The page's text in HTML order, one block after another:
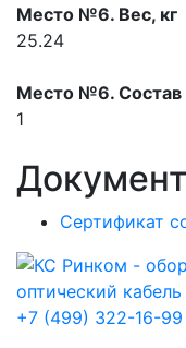
Место №6. Вес, кг
25.24
Место №6. Состав
1
Сертификат
+7 (499) 322-16-99